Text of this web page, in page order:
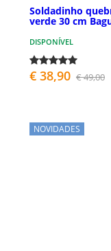
Soldadinho
verde 30 cm
DISPONÍVEL
€ 38,90 € 49,00
NOVIDADES